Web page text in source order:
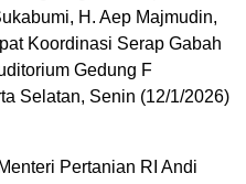
H. Aep Majmudin,
Koordinasi Serap Gabah
Gedung F
Selatan, Senin (12/1/2026)
Pertanian RI Andi